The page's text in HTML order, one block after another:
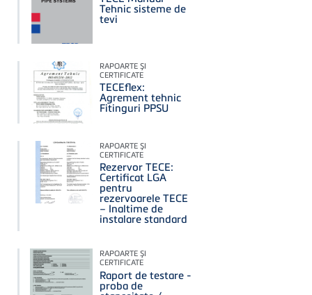
Tehnic sisteme de
tevi
RAPOARTE ŞI
CERTIFICATE
TECEflex:
Agrement tehnic
Fitinguri PPSU
RAPOARTE ŞI
CERTIFICATE
Rezervor TECE:
Certificat LGA
pentru
rezervoarele TECE
– Inaltime de
instalare standard
RAPOARTE ŞI
CERTIFICATE
Raport de testare -
proba de